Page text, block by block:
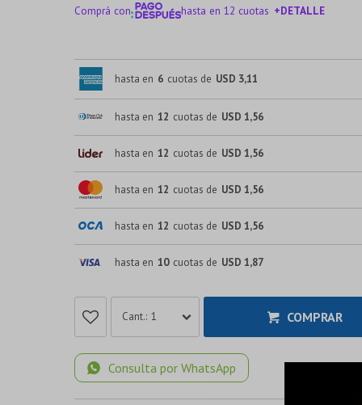
Comprá con hasta en 12 cuotas +DETALLE
hasta en 6 cuotas de USD 3,11
hasta en 12 cuotas de USD 1,56
hasta en 12 cuotas de USD 1,56
hasta en 12 cuotas de USD 1,56
hasta en 12 cuotas de USD 1,56
hasta en 10 cuotas de USD 1,87
1 COMPRAR
Consulta por WhatsApp